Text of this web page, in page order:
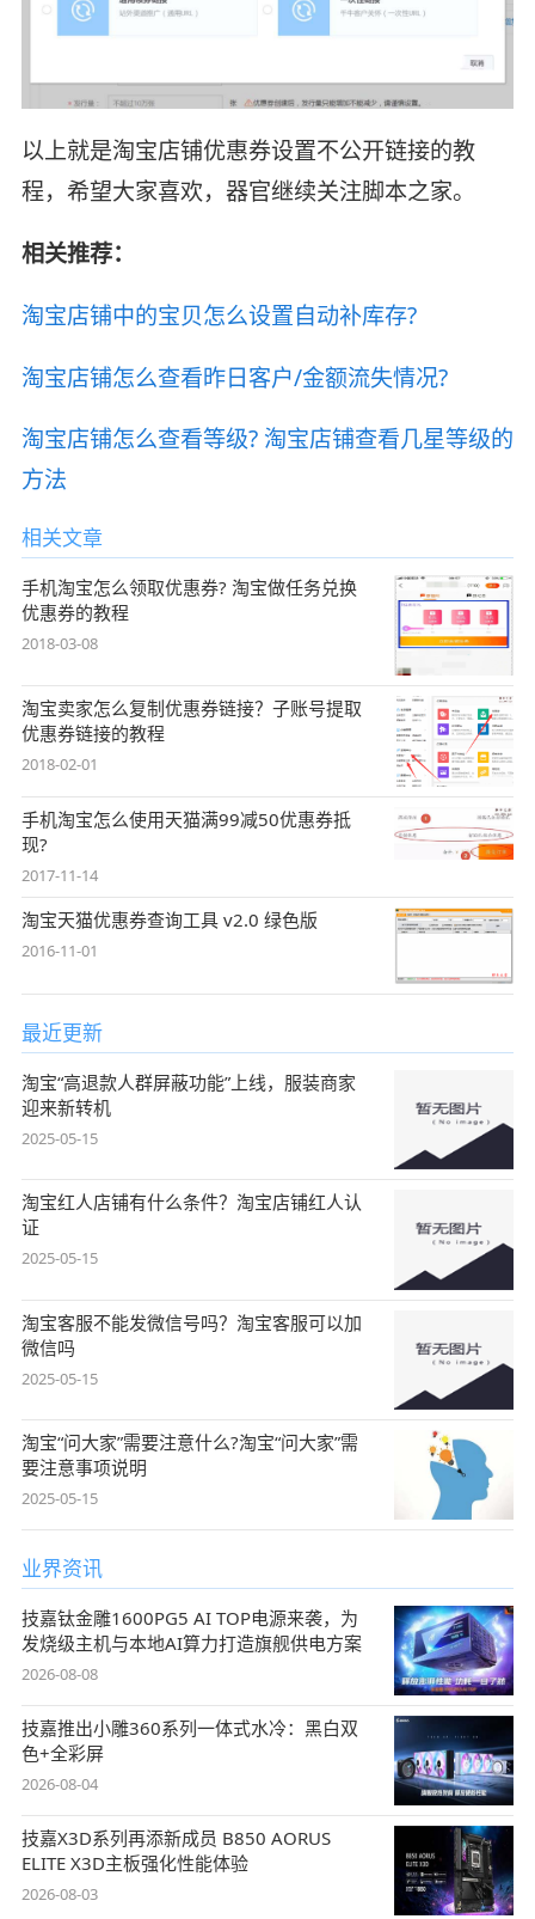
以上就是淘宝店铺优惠券设置不公开链接的教
程，希望大家喜欢，器官继续关注脚本之家。
相关推荐：
淘宝店铺中的宝贝怎么设置自动补库存?
淘宝店铺怎么查看昨日客户/金额流失情况?
淘宝店铺怎么查看等级? 淘宝店铺查看几星等级的
方法
相关文章
手机淘宝怎么领取优惠券? 淘宝做任务兑换
优惠券的教程
2018-03-08
淘宝卖家怎么复制优惠券链接？子账号提取
优惠券链接的教程
2018-02-01
手机淘宝怎么使用天猫满99减50优惠券抵
现?
2017-11-14
淘宝天猫优惠券查询工具 v2.0 绿色版
2016-11-01
最近更新
淘宝“高退款人群屏蔽功能”上线，服装商家
迎来新转机
2025-05-15
淘宝红人店铺有什么条件？淘宝店铺红人认
证
2025-05-15
淘宝客服不能发微信号吗？淘宝客服可以加
微信吗
2025-05-15
淘宝“问大家”需要注意什么?淘宝“问大家”需
要注意事项说明
2025-05-15
业界资讯
技嘉钛金雕1600PG5 AI TOP电源来袭，为
发烧级主机与本地AI算力打造旗舰供电方案
2026-08-08
技嘉推出小雕360系列一体式水冷：黑白双
色+全彩屏
2026-08-04
技嘉X3D系列再添新成员 B850 AORUS
ELITE X3D主板强化性能体验
2026-08-03